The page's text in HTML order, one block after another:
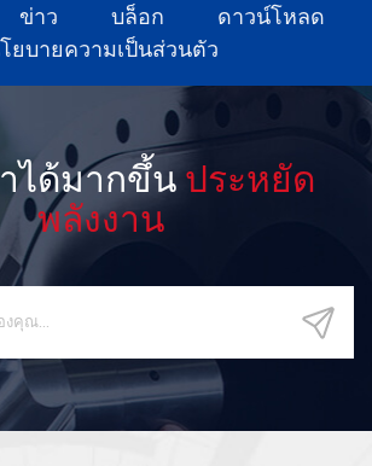
ข่าว บล็อก
ดาวน์โหลด
ยบายความเป็นส่วนตัว
ได้มากขึ้น ประหยัด
พลังงาน